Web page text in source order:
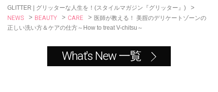
GLITTER | グリッターな人生を！(スタイルマガジン『グリッター』) >
NEWS > BEAUTY > CARE > 医師が教える！ 美腟のデリケートゾーンの
正しい洗い方＆ケアの仕方～How to treat V-chitsu～
What's New 一覧